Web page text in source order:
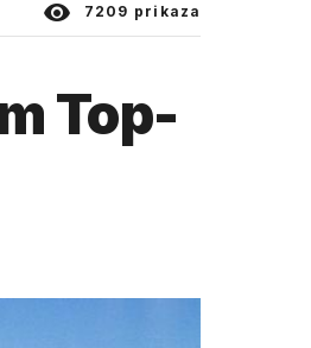
7209 prikaza
Top-